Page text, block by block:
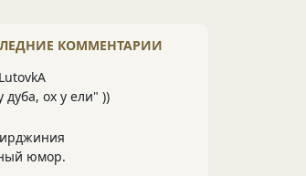
КОММЕНТАРИИ
дуба, ох у ели" ))
юмор.